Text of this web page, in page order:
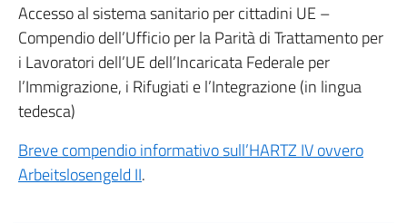
Accesso al sistema sanitario per cittadini UE –
Compendio dell’Ufficio per la Parità di Trattamento per
i Lavoratori dell’UE dell’Incaricata Federale per
l’Immigrazione, i Rifugiati e l’Integrazione (in lingua
tedesca)
Breve compendio informativo sull’HARTZ IV ovvero
Arbeitslosengeld II.